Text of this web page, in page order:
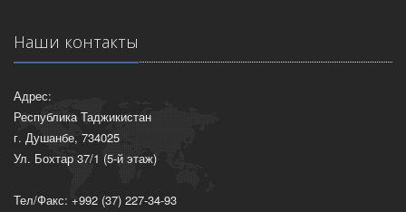
Наши контакты
Адрес:
Республика Таджикистан
г. Душанбе, 734025
Ул. Бохтар 37/1 (5-й этаж)
Тел/Факс: +992 (37) 227-34-93